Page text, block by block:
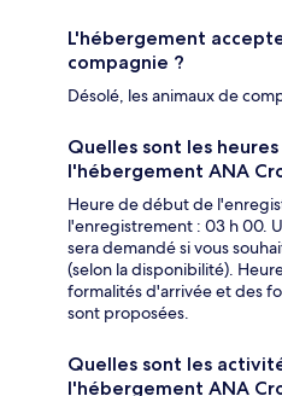
L'hébergement
compagnie ?
Désolé, les animaux de
Quelles sont les
l'hébergement ANA
Heure de début de
l'enregistrement : 03 h 00.
sera demandé si vous
(selon la disponibilité).
formalités d'arrivée et des
sont proposées.
Quelles sont les
l'hébergement ANA